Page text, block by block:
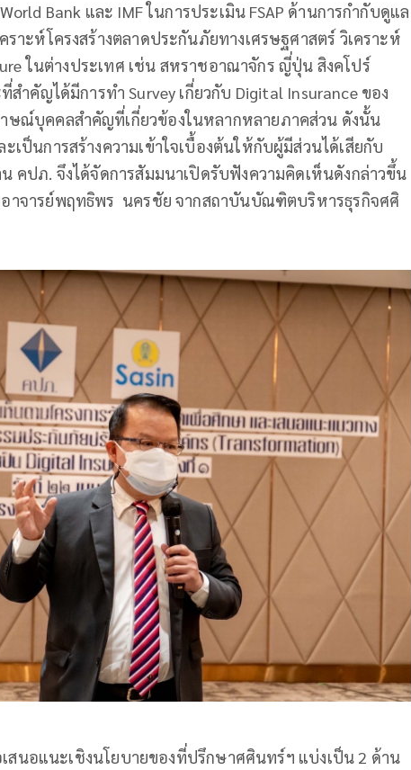
Bank และ IMF ในการประเมิน FSAP ด้านการกำกับดูแล
าะห์โครงสร้างตลาดประกันภัยทางเศรษฐศาสตร์ วิเคราะห์
ในต่างประเทศ เช่น สหราชอาณาจักร ญี่ปุ่น สิงคโปร์
สำคัญได้มีการทำ Survey เกี่ยวกับ Digital Insurance ของ
ษณ์บุคคลสำคัญที่เกี่ยวข้องในหลากหลายภาคส่วน ดังนั้น
เป็นการสร้างความเข้าใจเบื้องต้นให้กับผู้มีส่วนได้เสียกับ
คปภ. จึงได้จัดการสัมมนาเปิดรับฟังความคิดเห็นดังกล่าวขึ้น
อาจารย์พฤทธิพร นครชัย จากสถาบันบัณฑิตบริหารธุรกิจศศิ
เสนอแนะเชิงนโยบายของที่ปรึกษาศศินทร์ฯ แบ่งเป็น 2 ด้าน